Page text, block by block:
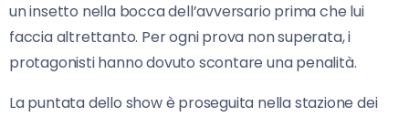
un insetto nella bocca dell’avversario prima che lui
faccia altrettanto. Per ogni prova non superata, i
protagonisti hanno dovuto scontare una penalità.
La puntata dello show è proseguita nella stazione dei